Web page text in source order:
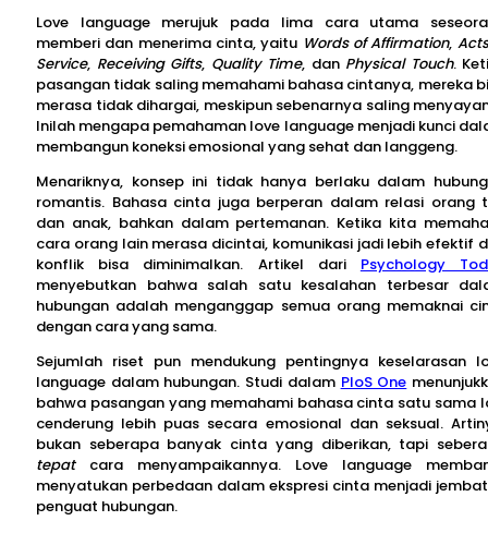
Love language merujuk pada lima cara utama
memberi dan menerima cinta, yaitu Words of Affirmation,
Service, Receiving Gifts, Quality Time, dan Physical Touch.
pasangan tidak saling memahami bahasa cintanya, mereka
merasa tidak dihargai, meskipun sebenarnya saling
Inilah mengapa pemahaman love language menjadi kunci
membangun koneksi emosional yang sehat dan langgeng.
Menariknya, konsep ini tidak hanya berlaku dalam
romantis. Bahasa cinta juga berperan dalam relasi orang
dan anak, bahkan dalam pertemanan. Ketika kita
cara orang lain merasa dicintai, komunikasi jadi lebih efektif
konflik bisa diminimalkan. Artikel dari Psychology
menyebutkan bahwa salah satu kesalahan terbesar
hubungan adalah menganggap semua orang memaknai
dengan cara yang sama.
Sejumlah riset pun mendukung pentingnya keselarasan
language dalam hubungan. Studi dalam PloS One
bahwa pasangan yang memahami bahasa cinta satu sama
cenderung lebih puas secara emosional dan seksual.
bukan seberapa banyak cinta yang diberikan, tapi
tepatcara menyampaikannya. Love language
menyatukan perbedaan dalam ekspresi cinta menjadi
penguat hubungan.